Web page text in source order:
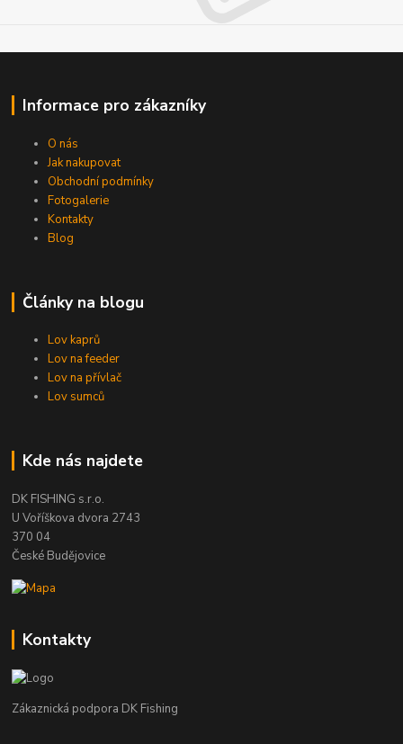
Informace pro zákazníky
O nás
Jak nakupovat
Obchodní podmínky
Fotogalerie
Kontakty
Blog
Články na blogu
Lov kaprů
Lov na feeder
Lov na přívlač
Lov sumců
Kde nás najdete
DK FISHING s.r.o.
U Voříškova dvora 2743
370 04
České Budějovice
Kontakty
Zákaznická podpora DK Fishing